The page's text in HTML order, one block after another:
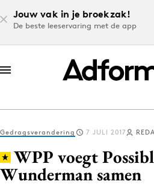
Jouw vak in je broekzak!
De beste leeservaring met de app
Log in
Gedragsverandering 7 JULI 2017
WPP voegt
Wunderman samen